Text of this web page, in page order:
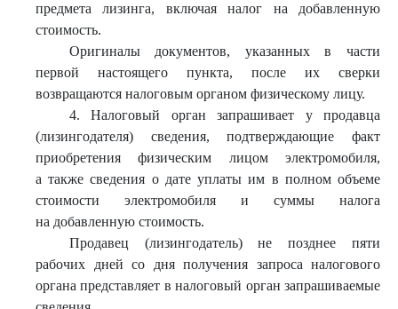
предмета лизинга, включая налог на добавленную
стоимость.
Оригиналы документов, указанных в части
первой настоящего пункта, после их сверки
возвращаются налоговым органом физическому лицу.
4. Налоговый орган запрашивает у продавца
(лизингодателя) сведения, подтверждающие факт
приобретения физическим лицом электромобиля,
а также сведения о дате уплаты им в полном объеме
стоимости электромобиля и суммы налога
на добавленную стоимость.
Продавец (лизингодатель) не позднее пяти
рабочих дней со дня получения запроса налогового
органа представляет в налоговый орган запрашиваемые